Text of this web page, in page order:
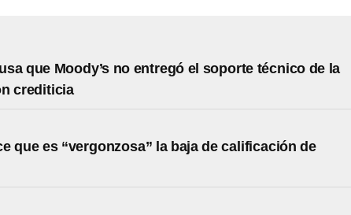
que Moody’s no entregó el soporte técnico de la
crediticia
que es “vergonzosa” la baja de calificación de